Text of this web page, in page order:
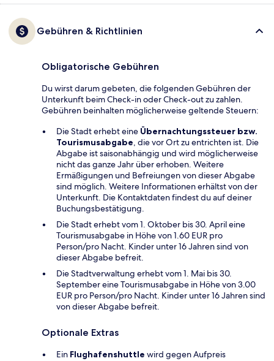
Gebühren & Richtlinien
Obligatorische Gebühren
Du wirst darum gebeten, die folgenden Gebühren der
Unterkunft beim Check-in oder Check-out zu zahlen.
Gebühren beinhalten möglicherweise geltende Steuern:
Die Stadt erhebt eine Übernachtungssteuer bzw.
Tourismusabgabe, die vor Ort zu entrichten ist. Die
Abgabe ist saisonabhängig und wird möglicherweise
nicht das ganze Jahr über erhoben. Weitere
Ermäßigungen und Befreiungen von dieser Abgabe
sind möglich. Weitere Informationen erhältst von der
Unterkunft. Die Kontaktdaten findest du auf deiner
Buchungsbestätigung.
Die Stadt erhebt vom 1. Oktober bis 30. April eine
Tourismusabgabe in Höhe von 1.60 EUR pro
Person/pro Nacht. Kinder unter 16 Jahren sind von
dieser Abgabe befreit.
Die Stadtverwaltung erhebt vom 1. Mai bis 30.
September eine Tourismusabgabe in Höhe von 3.00
EUR pro Person/pro Nacht. Kinder unter 16 Jahren sind
von dieser Abgabe befreit.
Optionale Extras
Ein Flughafenshuttle wird gegen Aufpreis